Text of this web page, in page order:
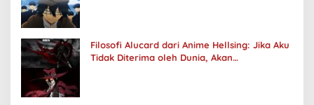
Filosofi Alucard dari Anime Hellsing: Jika Aku
Tidak Diterima oleh Dunia, Akan